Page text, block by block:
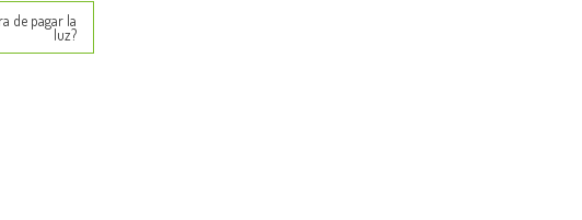
de pagar la
luz?